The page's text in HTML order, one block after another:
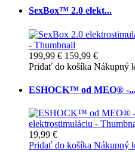
SexBox™ 2.0 elekt...
199,99 € 159,99 €
Pridať do košíka Nákupný
ESHOCK™ od MEO® -
19,99 €
Pridať do košíka Nákupný